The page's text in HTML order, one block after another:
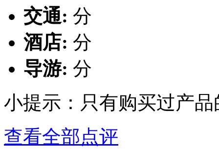
交通: 分
酒店: 分
导游: 分
小提示：只有购买过产
查看全部点评